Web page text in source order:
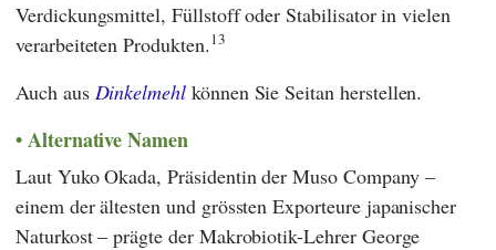
Verdickungsmittel, Füllstoff oder Stabilisator in vielen
verarbeiteten Produkten.13
Auch aus Dinkelmehlkönnen Sie Seitan herstellen.
Alternative Namen
Laut Yuko Okada, Präsidentin derMuso Company–
einem der ältesten und grössten Exporteure japanischer
Naturkost – prägte der Makrobiotik-Lehrer George